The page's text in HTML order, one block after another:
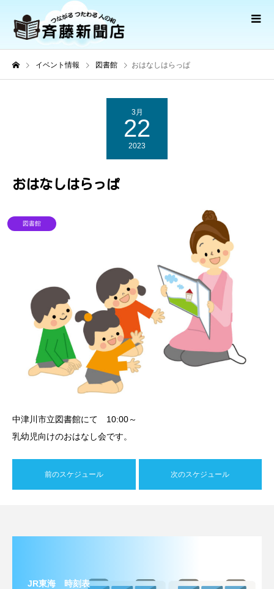
イベント情報 図書館 おはなしはらっぱ
3月
22
2023
おはなしはらっぱ
図書館
中津川市立図書館にて 10:00～
乳幼児向けのおはなし会です。
前のスケジュール 次のスケジュール
JR東海 時刻表